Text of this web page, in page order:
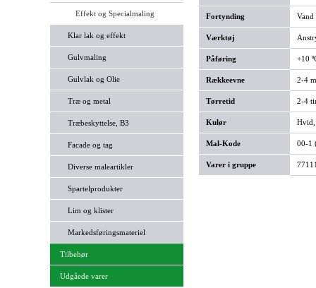
Effekt og Specialmaling
Klar lak og effekt
Gulvmaling
Gulvlak og Olie
Træ og metal
Træbeskyttelse, B3
Facade og tag
Diverse maleartikler
Spartelprodukter
Lim og klister
Markedsføringsmateriel
Tilbehør
Udgåede varer
Fortynding Vand
Værktøj
Påføring +10
Rækkeevne 2-4
Tørretid 2-4
Kulør Hvid,
Mal-Kode 00-1
Varer i gruppe